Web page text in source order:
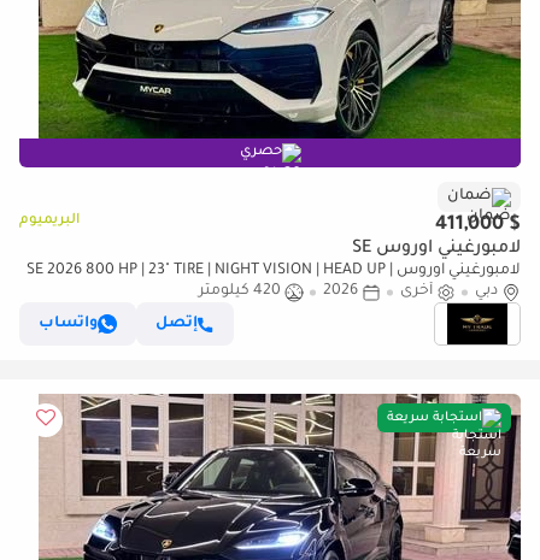
حصري
ضمان
$ 411,000 البريميوم
لامبورغيني اوروس SE
لامبورغيني اوروس SE 2026 800 HP | 23" TIRE | NIGHT VISION | HEAD UP |
HIGHWAY PAKET | FULL OPTION
دبي أخرى 2026
420 كيلومتر
إتصل
واتساب
استجابة سريعة